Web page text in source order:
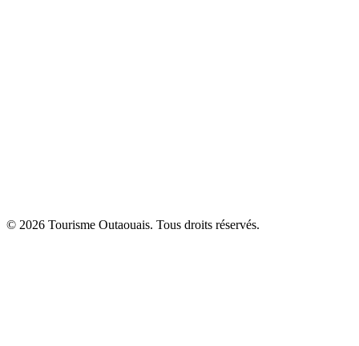
© 2026 Tourisme Outaouais. Tous droits réservés.